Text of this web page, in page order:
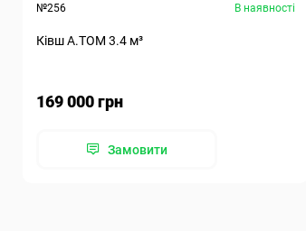
№256 В наявності
Ківш A.TOM 3.4 м³
169 000 грн
Замовити